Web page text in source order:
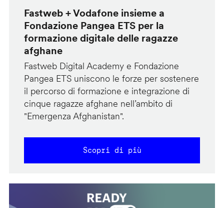
Fastweb + Vodafone insieme a
Fondazione Pangea ETS per la
formazione digitale delle ragazze
afghane
Fastweb Digital Academy e Fondazione
Pangea ETS uniscono le forze per sostenere
il percorso di formazione e integrazione di
cinque ragazze afghane nell’ambito di
"Emergenza Afghanistan".
Scopri di più